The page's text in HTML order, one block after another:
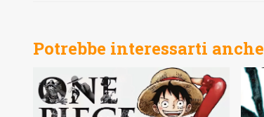
Potrebbe interessarti anche